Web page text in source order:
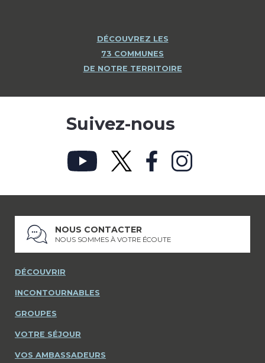
DÉCOUVREZ LES
73 COMMUNES
DE NOTRE TERRITOIRE
Suivez-nous
NOUS CONTACTER
NOUS SOMMES À VOTRE ÉCOUTE
DÉCOUVRIR
INCONTOURNABLES
GROUPES
VOTRE SÉJOUR
VOS AMBASSADEURS